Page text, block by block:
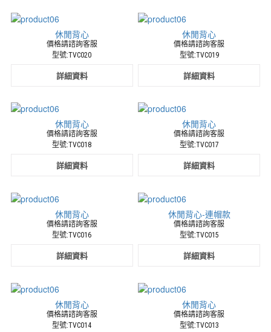
休閒背心
價格請諮詢客服
型號:TVC020
詳細資料
休閒背心
價格請諮詢客服
型號:TVC019
詳細資料
休閒背心
價格請諮詢客服
型號:TVC018
詳細資料
休閒背心
價格請諮詢客服
型號:TVC017
詳細資料
休閒背心
價格請諮詢客服
型號:TVC016
詳細資料
休閒背心-連帽款
價格請諮詢客服
型號:TVC015
詳細資料
休閒背心
價格請諮詢客服
型號:TVC014
休閒背心
價格請諮詢客服
型號:TVC013